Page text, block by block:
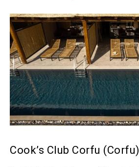
Cook’s Club Corfu (Corfu)